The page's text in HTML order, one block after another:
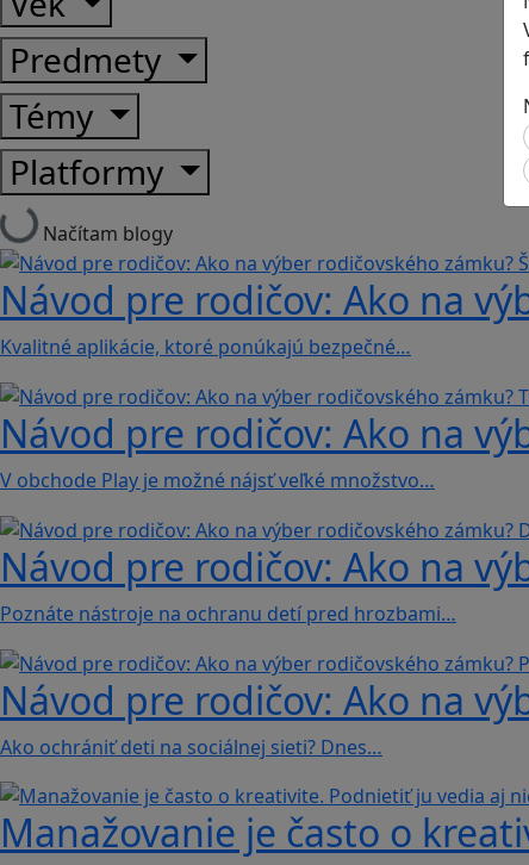
Predmety
Témy
Platformy
Načítam blogy
Návod pre rodičov: Ako na
Kvalitné aplikácie, ktoré ponúkajú bezpečné…
Návod pre rodičov: Ako na
V obchode Play je možné nájsť veľké množstvo…
Návod pre rodičov: Ako na
Poznáte nástroje na ochranu detí pred hrozbami…
Návod pre rodičov: Ako na
Ako ochrániť deti na sociálnej sieti? Dnes…
Manažovanie je často o